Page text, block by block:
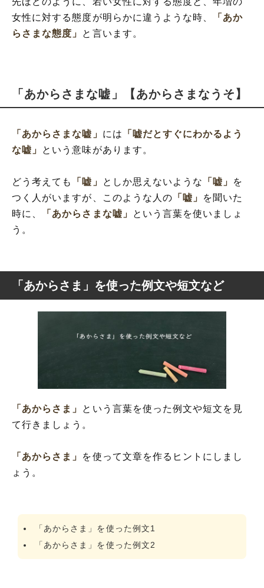
女性に対する態度が明らかに違うような時、
「あか
らさまな態度」 と言います。
「あからさまな嘘」【あからさまなうそ】
「あからさまな嘘」 には
「嘘だとすぐにわかるよう
な嘘」
という意味があります。
どう考えても 「嘘」 としか思えないような 「嘘」 を
つく人がいますが、このような人の 「嘘」
を聞いた
時に、
「あからさまな嘘」
という言葉を使いましょ
う。
「あからさま」を使った例文や短文など
「あからさま」 という言葉を使った例文や短文を見
て行きましょう。
「あからさま」 を使って文章を作るヒントにしまし
ょう。
「あからさま」を使った例文1
「あからさま」を使った例文2